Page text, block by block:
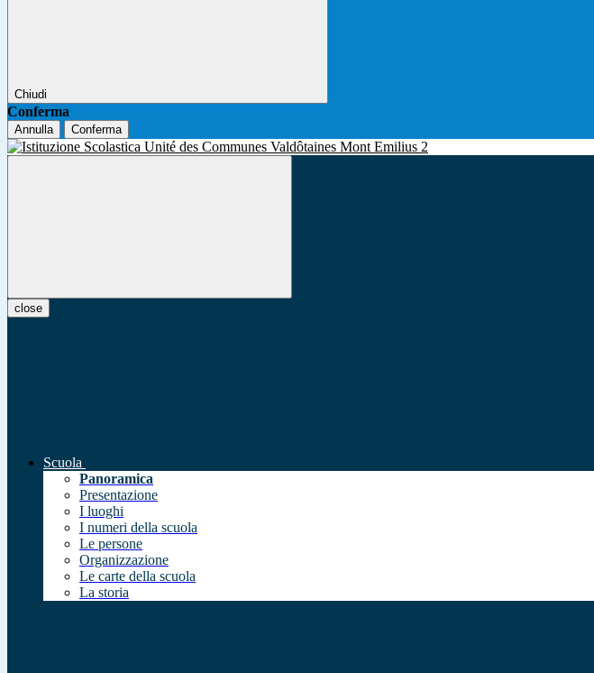
Chiudi
Conferma
Annulla Conferma
close
Scuola
Panoramica
Presentazione
I luoghi
I numeri della scuola
Le persone
Organizzazione
Le carte della scuola
La storia